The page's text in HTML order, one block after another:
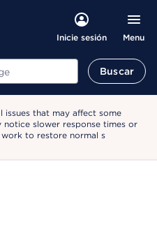
Inicie sesión Menu
Buscar
issues that may affect some
notice slower response times or
to restore normal s